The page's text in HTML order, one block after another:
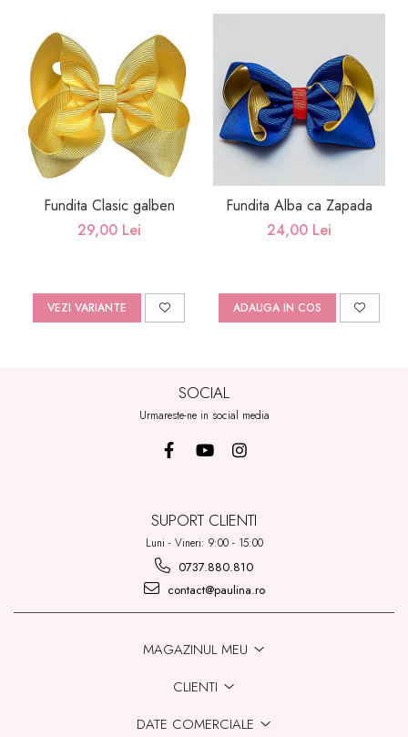
Fundita Clasic galben
29,00 Lei
VEZI VARIANTE
Fundita Alba ca Zapada
24,00 Lei
ADAUGA IN COS
SOCIAL
Urmareste-ne in social media
SUPORT CLIENTI
Luni - Vineri: 9:00 - 15:00
0737.880.810
contact@paulina.ro
MAGAZINUL MEU
CLIENTI
DATE COMERCIALE